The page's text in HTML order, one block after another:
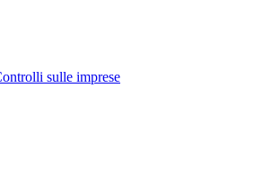
sulle imprese